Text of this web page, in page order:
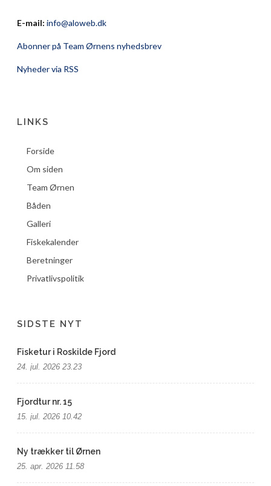
E-mail: info@aloweb.dk
Abonner på Team Ørnens nyhedsbrev
Nyheder via RSS
LINKS
Forside
Om siden
Team Ørnen
Båden
Galleri
Fiskekalender
Beretninger
Privatlivspolitik
SIDSTE NYT
Fisketur i Roskilde Fjord
24. jul. 2026 23.23
Fjordtur nr. 15
15. jul. 2026 10.42
Ny trækker til Ørnen
25. apr. 2026 11.58